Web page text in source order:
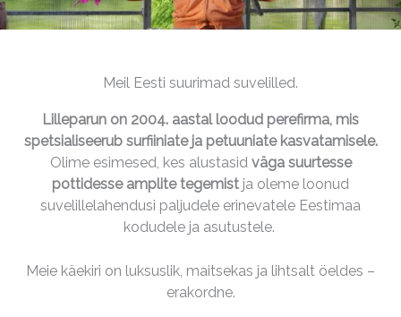
Meil Eesti suurimad suvelilled.
Lilleparun on 2004. aastal loodud perefirma, mis
spetsialiseerub surfiiniate ja petuuniate kasvatamisele.
Olime esimesed, kes alustasid väga suurtesse
pottidesse amplite tegemist ja oleme loonud
suvelillelahendusi paljudele erinevatele Eestimaa
kodudele ja asutustele.
Meie käekiri on luksuslik, maitsekas ja lihtsalt öeldes –
erakordne.